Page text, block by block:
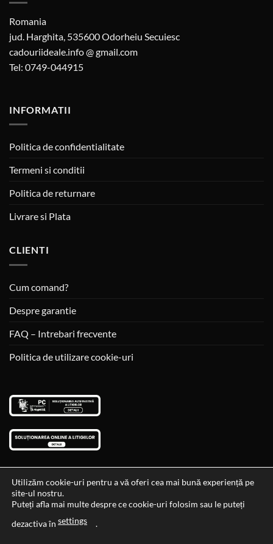
Romania
jud. Harghita, 535600 Odorheiu Secuiesc
cadouriideale.info @ gmail.com
Tel: 0749-044915
INFORMATII
Politica de confidentialitate
Termeni si conditii
Politica de returnare
Livrare si Plata
CLIENTI
Cum comand?
Despre garantie
FAQ – Intrebari frecvente
Politica de utilizare cookie-uri
Data si ora ultimei actualizari al stocului si ale preturilor: 29-12-
Utilizăm cookie-uri pentru a vă oferi cea mai bună experiență pe
site-ul nostru.
Puteți afla mai multe despre ce cookie-uri folosim sau le puteți
dezactiva în settings .